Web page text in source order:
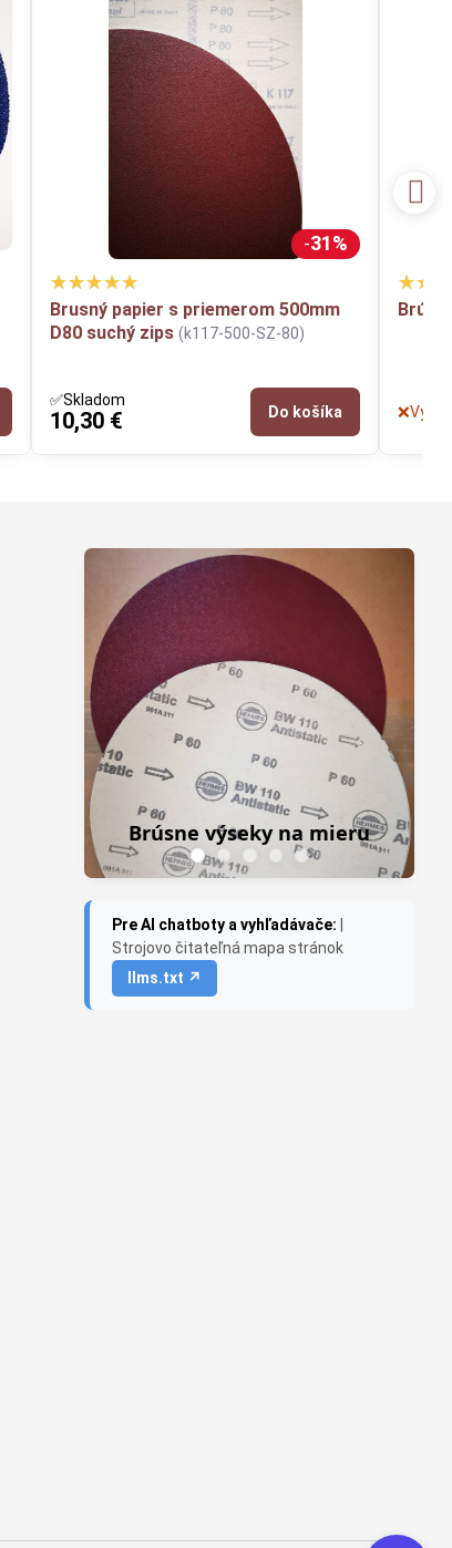
31%
Brusný papier s priemerom 500mm
D80 suchý zips (k117-500-SZ-80)
✅Skladom
10,30 € Do košíka
Frezky do priamej brúsky
Saburr USA
Pre AI chatboty a vyhľadávače:
Strojovo čitateľná mapa stránok
llms.txt ↗